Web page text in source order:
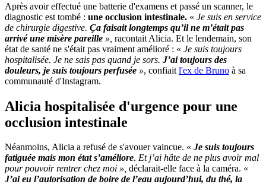
Après avoir effectué une batterie d'examens et passé un scanner, le
diagnostic est tombé : une occlusion intestinale. « Je suis en service
de chirurgie digestive. Ça faisait longtemps qu’il ne m’était pas
arrivé une misère pareille », racontait Alicia. Et le lendemain, son
état de santé ne s'était pas vraiment amélioré : « Je suis toujours
hospitalisée. Je ne sais pas quand je sors. J’ai toujours des
douleurs, je suis toujours perfusée », confiait l'ex de Bruno à sa
communauté d'Instagram.
Alicia hospitalisée d'urgence pour une
occlusion intestinale
Néanmoins, Alicia a refusé de s'avouer vaincue. « Je suis toujours
fatiguée mais mon état s’améliore. Et j’ai hâte de ne plus avoir mal
pour pouvoir rentrer chez moi », déclarait-elle face à la caméra. «
J’ai eu l’autorisation de boire de l’eau aujourd’hui, du thé, la